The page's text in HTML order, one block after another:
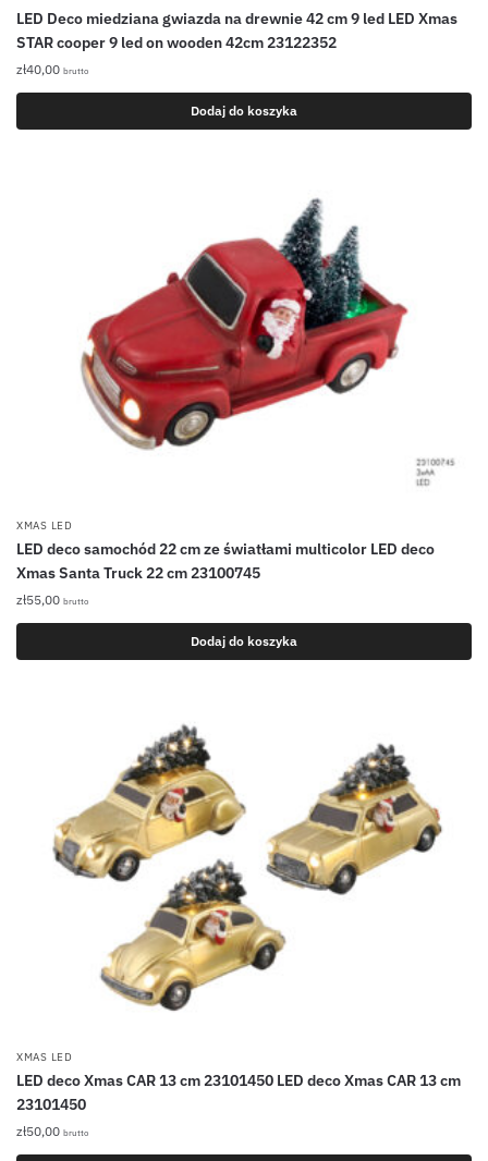
LED Deco miedziana gwiazda na drewnie 42 cm 9 led LED Xmas
STAR cooper 9 led on wooden 42cm 23122352
zł40,00 brutto
Dodaj do koszyka
XMAS LED
LED deco samochód 22 cm ze światłami multicolor LED deco
Xmas Santa Truck 22 cm 23100745
zł55,00 brutto
Dodaj do koszyka
XMAS LED
LED deco Xmas CAR 13 cm 23101450 LED deco Xmas CAR 13 cm
23101450
zł50,00 brutto